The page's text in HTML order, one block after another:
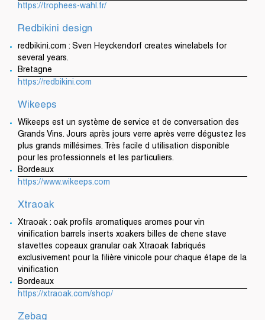
https://trophees-wahl.fr/
Redbikini design
redbikini.com : Sven Heyckendorf creates winelabels for
several years.
Bretagne
https://redbikini.com
Wikeeps
Wikeeps est un système de service et de conversation des
Grands Vins. Jours après jours verre après verre dégustez les
plus grands millésimes. Très facile d utilisation disponible
pour les professionnels et les particuliers.
Bordeaux
https://www.wikeeps.com
Xtraoak
Xtraoak : oak profils aromatiques aromes pour vin
vinification barrels inserts xoakers billes de chene stave
stavettes copeaux granular oak Xtraoak fabriqués
exclusivement pour la filière vinicole pour chaque étape de la
vinification
Bordeaux
https://xtraoak.com/shop/
Zebag